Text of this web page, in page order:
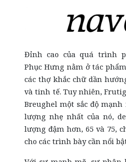
Đỉnh cao của quá trình
Phục Hưng nằm ở tác
các thợ khắc chữ dần
và tinh tế. Tuy nhiên,
Breughel một sắc độ
lượng nhẹ nhất của nó,
lượng đậm hơn, 65 và 75,
cho các trình bày cần nổi